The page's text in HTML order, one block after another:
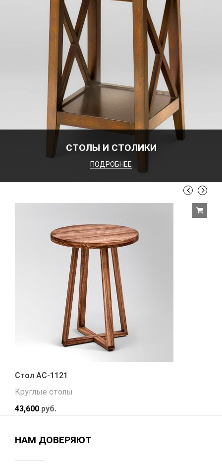
СТОЛЫ И СТОЛИКИ
ПОДРОБНЕЕ
Стол АС-1121
Круглые столы
43,600 руб.
НАМ ДОВЕРЯЮТ